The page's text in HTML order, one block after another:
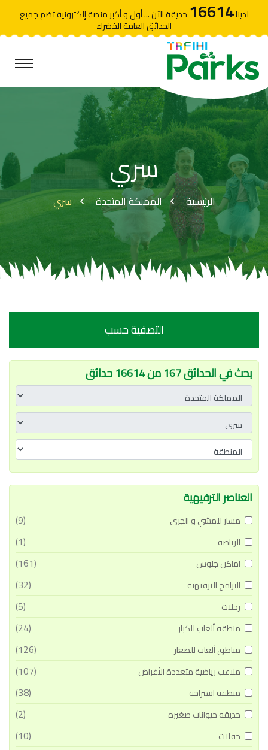
لدينا16614 حديقة الآن ... أول و أكبر منصة إلكترونية تضم جميع
الحدائق العامة الخضراء
سري
الرئيسية المملكة المتحدة سري
التصفية حسب
بحث في الحدائق 167 من 16614 حدائق
العناصر الترفيهية
مسار للمشي و الجرى (9)
الرياضة (1)
اماكن جلوس (161)
البرامج الترفيهية (32)
رحلات (5)
منطقه ألعاب للكبار (24)
مناطق ألعاب للصغار (126)
ملاعب رياضية متعددة الأغراض (107)
منطقة استراحة (38)
حديقه حيوانات صغيره (2)
حفلات (10)